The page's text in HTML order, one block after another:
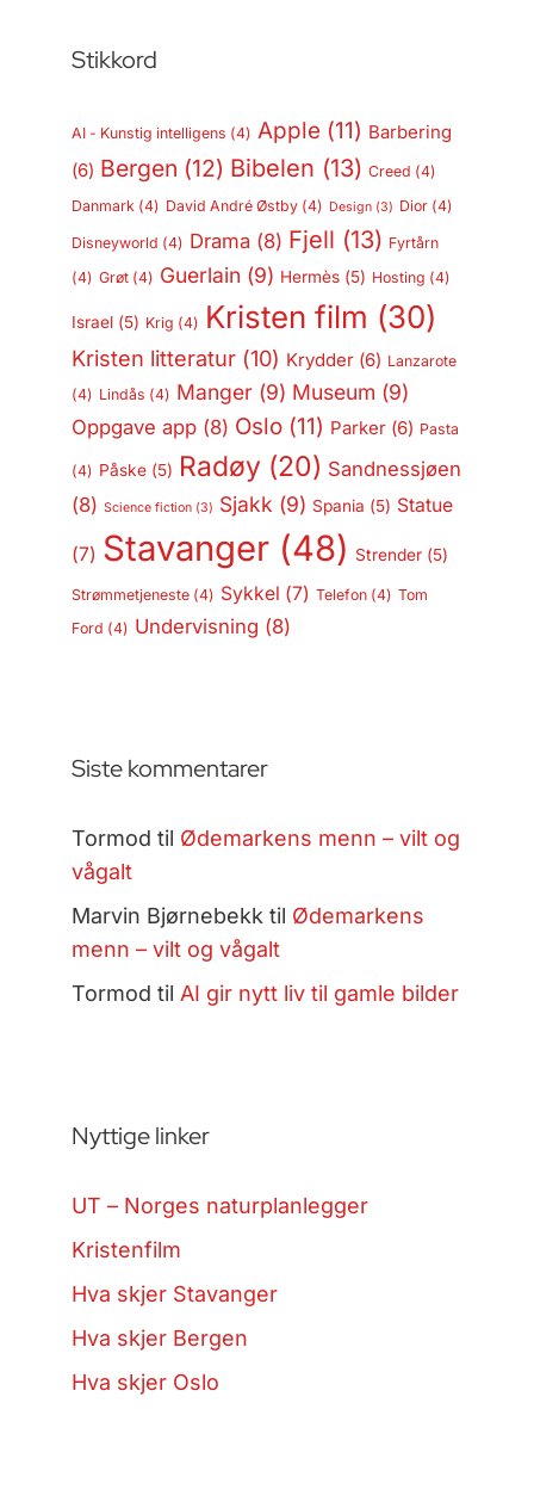
Stikkord
AI - Kunstig intelligens (4) Apple (11) Barbering
(6) Bergen (12) Bibelen (13) Creed (4)
Danmark(4) David André Østby(4) Design(3) Dior(4)
Disneyworld (4) Drama (8) Fjell (13) Fyrtårn
(4) Grøt(4) Guerlain (9) Hermès(5) Hosting (4)
Israel(5) Krig (4) Kristen film (30)
Kristen litteratur(10) Krydder(6) Lanzarote
(4) Lindås (4) Manger(9) Museum (9)
Oppgave app(8) Oslo(11) Parker(6) Pasta
(4) Påske(5) Radøy(20) Sandnessjøen
(8) Science fiction(3) Sjakk (9) Spania (5) Statue
(7) Stavanger(48) Strender(5)
Strømmetjeneste(4) Sykkel (7) Telefon(4) Tom
Ford (4) Undervisning (8)
Siste kommentarer
Tormod til Ødemarkens menn – vilt og
vågalt
Marvin Bjørnebekk til Ødemarkens
menn – vilt og vågalt
Tormod til AI gir nytt liv til gamle bilder
Nyttige linker
UT – Norges naturplanlegger
Kristenfilm
Hva skjer Stavanger
Hva skjer Bergen
Hva skjer Oslo